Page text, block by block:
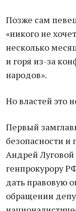
Позже сам певец
«никого не
несколько
и горя из-за
народов».
Но властей это
Первый
безопасности
Андрей
генпрокурору
дать правовую
обращении